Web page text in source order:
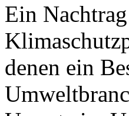
Ein
denen ein